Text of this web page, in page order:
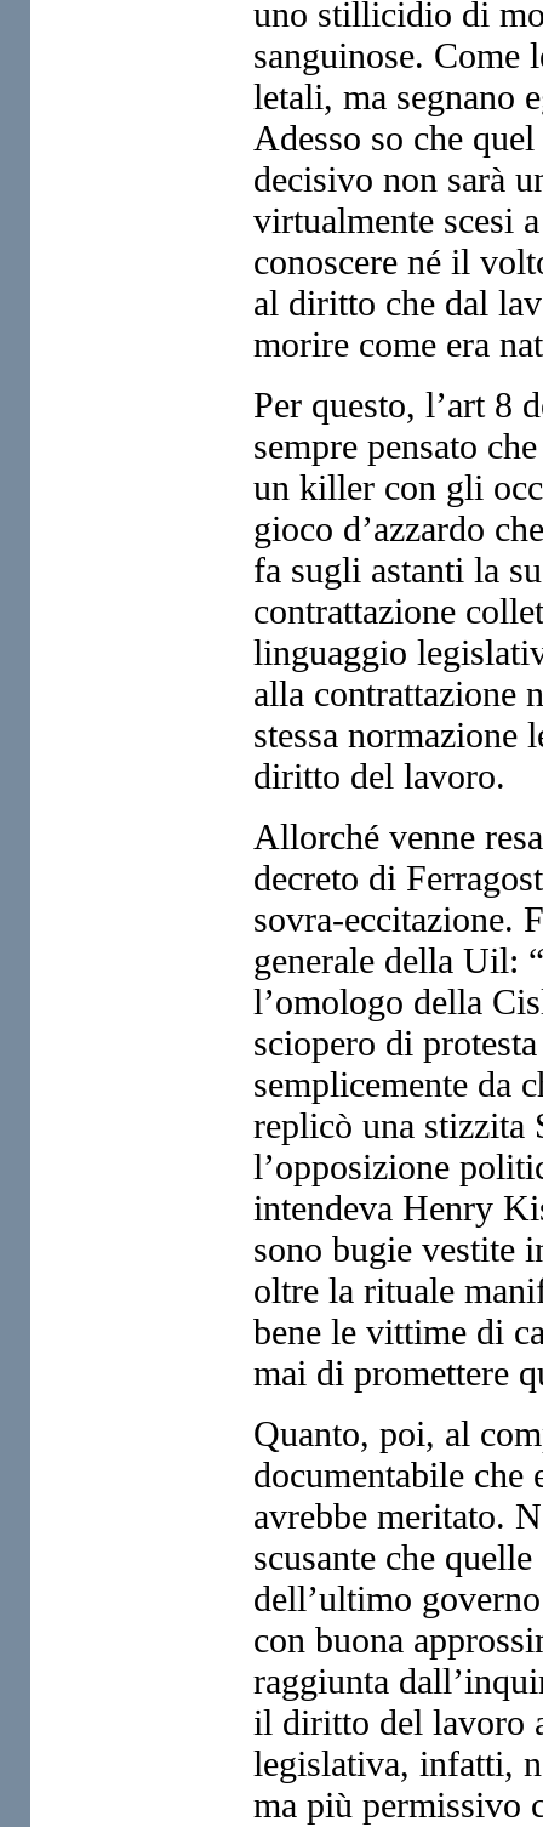
uno stillicidio di
sanguinose.
letali, ma segnano
Adesso so che
decisivo non sarà
virtualmente scesi
conoscere né il
al diritto che dal
morire come era
Per questo, l’art 8
sempre pensato
un killer con gli
gioco d’azzardo
fa sugli astanti la
contrattazione
linguaggio
alla contrattazione
stessa normazione
diritto del lavoro.
Allorché venne
decreto di
sovra-eccitazione.
generale della Uil:
l’omologo della
sciopero di
semplicemente da
replicò una stizzita
l’opposizione
intendeva Henry
sono bugie vestite
oltre la rituale
bene le vittime di
mai di promettere
Quanto, poi, al
documentabile
avrebbe meritato.
scusante che
dell’ultimo
con buona
raggiunta
il diritto del lavoro
legislativa, infatti,
ma più permissivo